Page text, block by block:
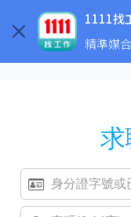
1111找
精準媒
求